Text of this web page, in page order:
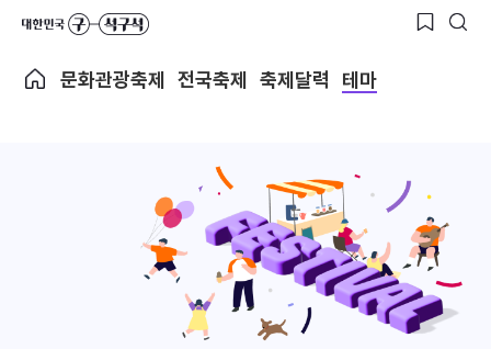
문화관광축제 전국축제 축제달력 테마